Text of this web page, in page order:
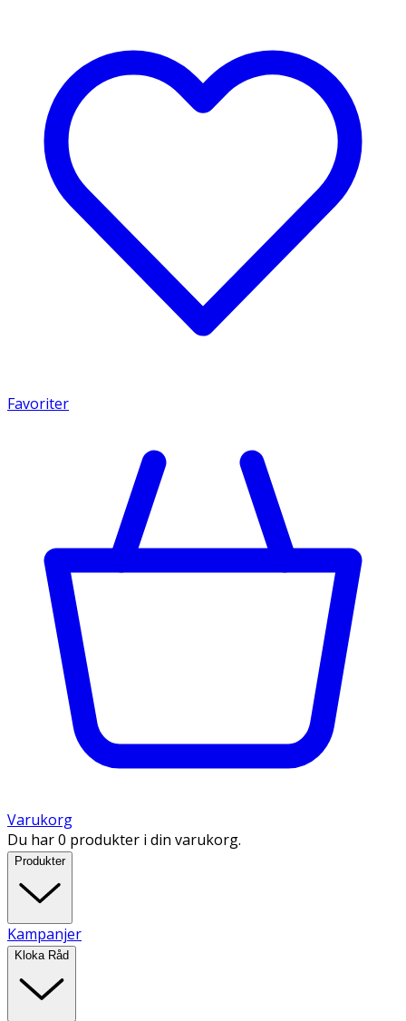
Favoriter
Varukorg
Du har 0 produkter i din varukorg.
Produkter
Kampanjer
Kloka Råd